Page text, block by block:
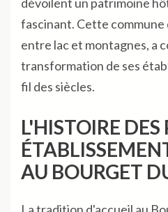
fascinant. Cette commune
entre lac et montagnes, a
transformation de ses
fil des siècles.
L'HISTOIRE DES
AU BOURGET